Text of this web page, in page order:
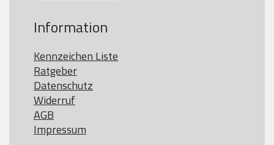
Information
Kennzeichen Liste
Ratgeber
Datenschutz
Widerruf
AGB
Impressum